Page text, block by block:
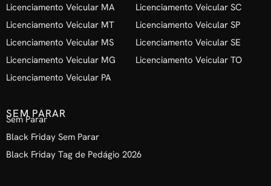
Licenciamento Veicular MA
Licenciamento Veicular MT
Licenciamento Veicular MS
Licenciamento Veicular MG
Licenciamento Veicular PA
Licenciamento Veicular SC
Licenciamento Veicular SP
Licenciamento Veicular SE
Licenciamento Veicular TO
SEM PARAR
Sem Parar
Black Friday Sem Parar
Black Friday Tag de Pedágio 2026